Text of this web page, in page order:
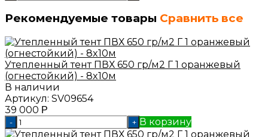
Рекомендуемые товары Сравнить все
Утепленный тент ПВХ 650 гр/м2 Г 1 оранжевый
(огнестойкий) - 8x10м
В наличии
Артикул: SV09654
39 000 Р
- + В корзину